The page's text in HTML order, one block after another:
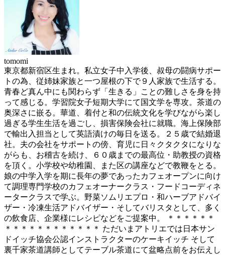
tomomi
東京都新宿区生まれ。私立女子中入学後、叔母の闘病サポー
トの為、従姉妹家族と一つ屋根の下で９人家族で生活する。
青春ど真ん中にも関わらず「生きる」ことの難しさを身を持
って感じる。学習院女子短期大学にて国文学を専攻。茶道の
奥深さに嵌る。華道、着付と和の伝統文化を学びながら楽し
過ぎる学生生活を過ごし、損害保険会社に就職。海上保険部
で輸出入担当として英語漬けの毎日を送る。２５歳で結婚退
社。夫の会社をサポートの傍、育児に日々クタクタになりな
がらも、お稽古を続け、６０歳までの最高位・助教授の資格
を頂く。小学校や幼稚園、また区の講座などで教鞭をとる。
娘の中学入学を期に長年の夢であったカフェオープンに向け
て調理専門学校のカフェオーナークラス・フードコーディネ
ータークラスで学ぶ。野菜ソムリエプロ・和ハーブアドバイ
ザー・冷凍生活アドバイザー・そしてバリスタとして、多く
の飲食店、企業様にレシピなどをご提案中。 ＊＊＊＊＊＊
＊＊＊＊＊＊＊＊＊＊＊＊ ただいまアトリエでは日本サン
ドイッチ協会公認インストラクターのケーキイッチ そして
裏千家茶道講師としてテーブル茶道にて盆略点前をお伝えし